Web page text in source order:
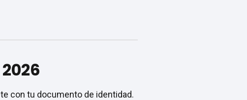
con tu documento de identidad.